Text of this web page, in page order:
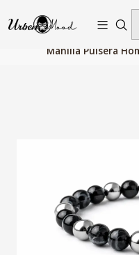
Envío GRATIS desde
Manilla Pulsera